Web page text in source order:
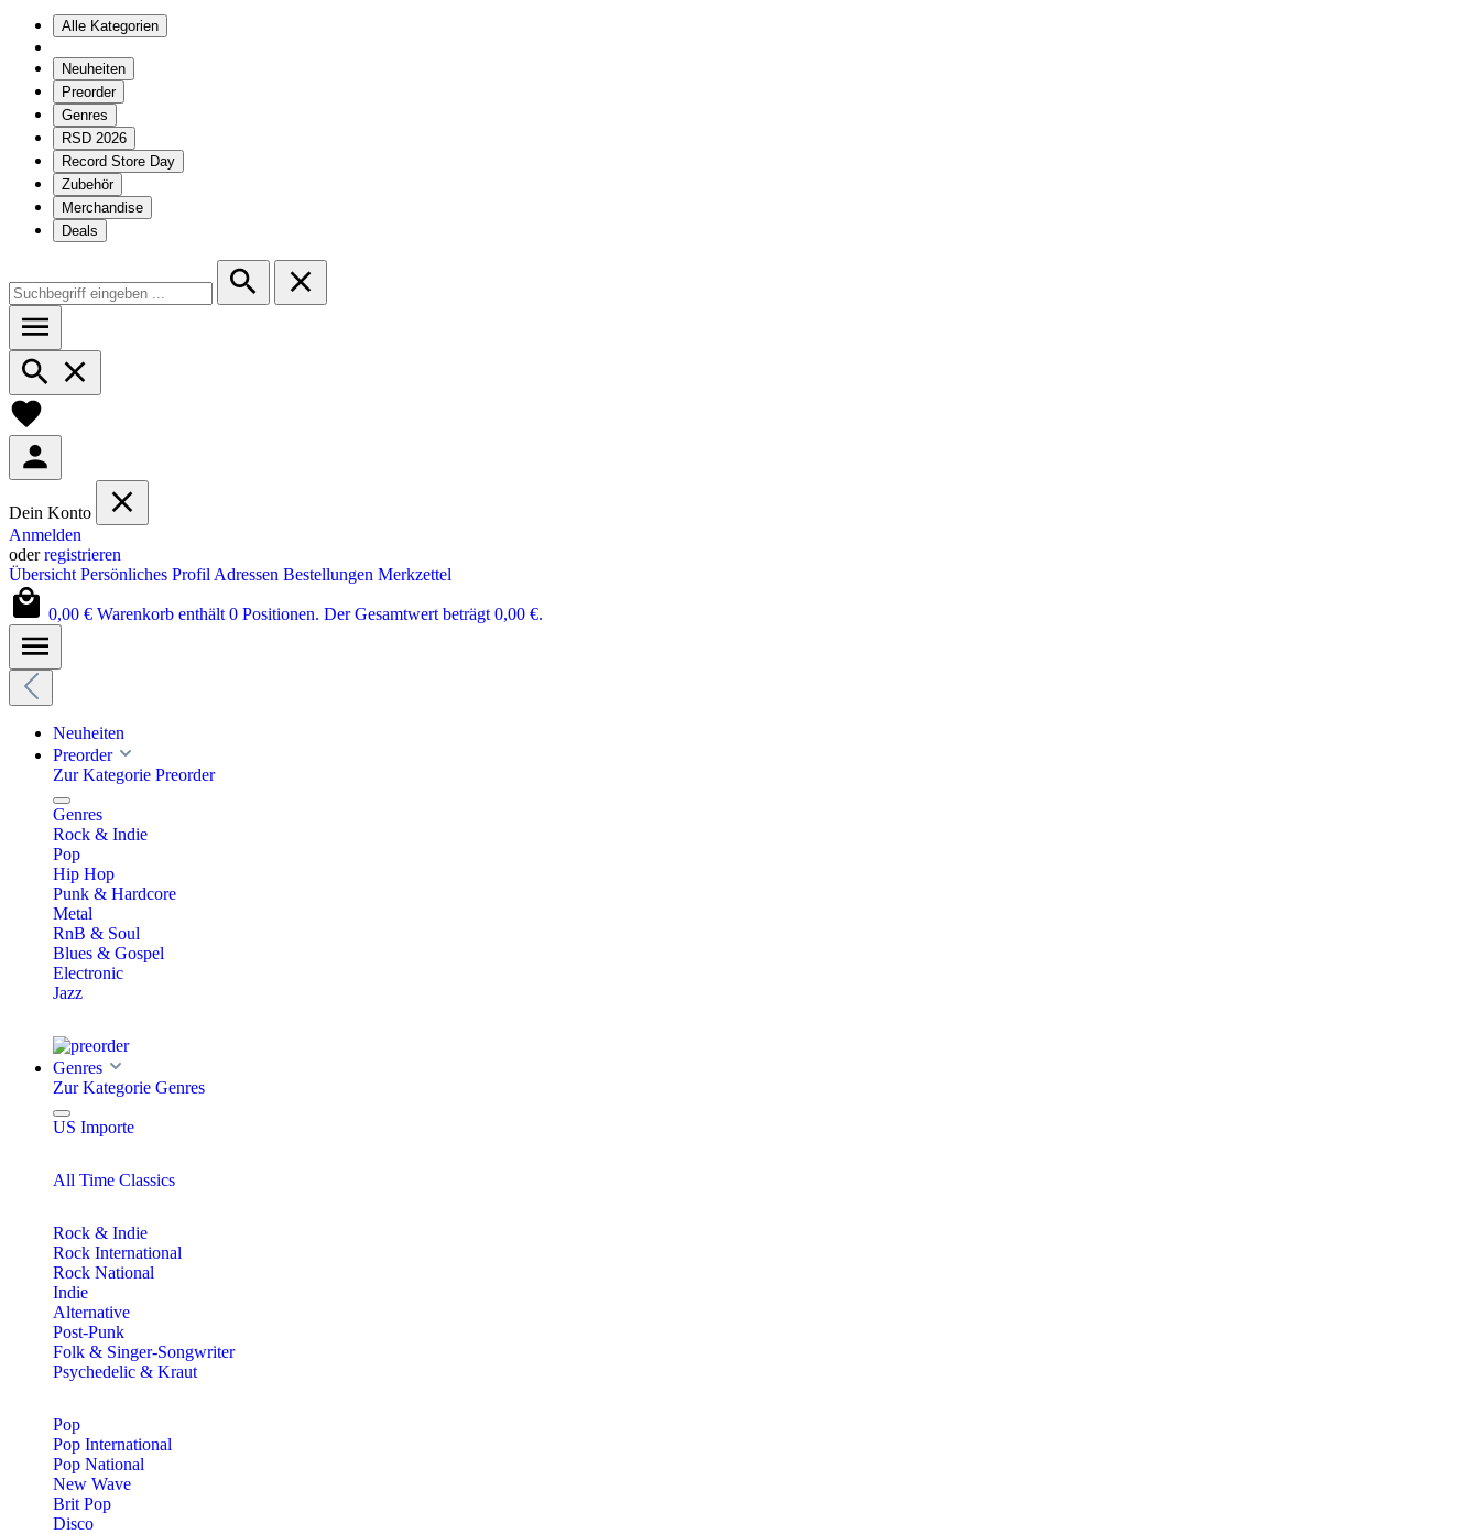
Alle Kategorien
Neuheiten
Preorder
Genres
RSD 2026
Record Store Day
Zubehör
Merchandise
Deals
Dein Konto
Anmelden
oderregistrieren
Übersicht Persönliches Profil Adressen Bestellungen Merkzettel
0,00 € Warenkorb enthält 0 Positionen. Der Gesamtwert beträgt 0,00 €.
Neuheiten
Preorder
Zur Kategorie Preorder
Genres
Rock & Indie
Pop
Hip Hop
Punk & Hardcore
Metal
RnB & Soul
Blues & Gospel
Electronic
Jazz
Genres
Zur Kategorie Genres
US Importe
All Time Classics
Rock & Indie
Rock International
Rock National
Indie
Alternative
Post-Punk
Folk & Singer-Songwriter
Psychedelic & Kraut
Pop
Pop International
Pop National
New Wave
Brit Pop
Disco